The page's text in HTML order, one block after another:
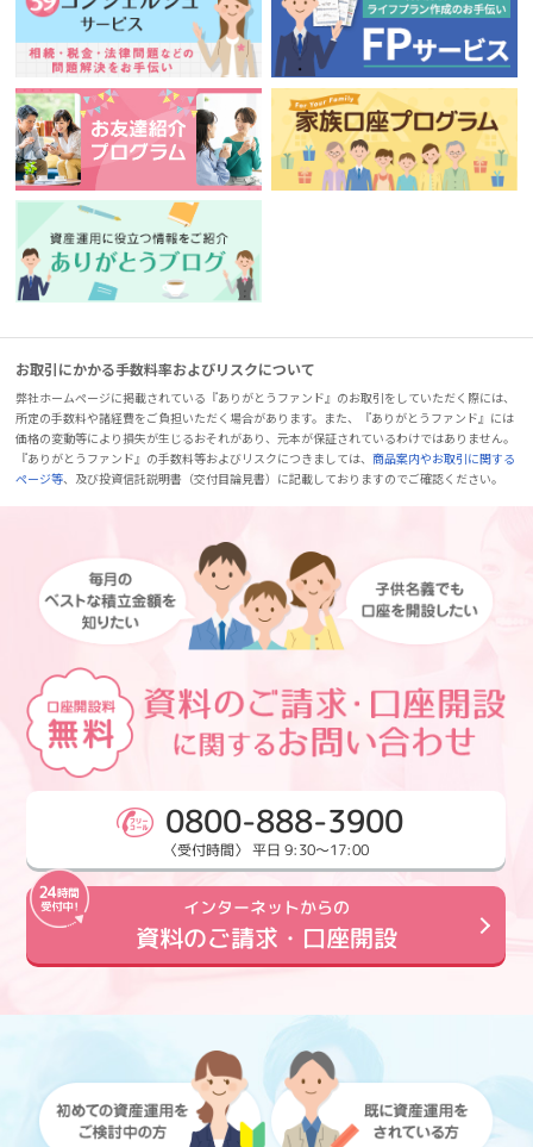
お取引にかかる手数料率およびリスクについて
弊社ホームページに掲載されている『ありがとうファンド』のお取引をしていただく際には、
所定の手数料や諸経費をご負担いただく場合があります。また、『ありがとうファンド』には
価格の変動等により損失が生じるおそれがあり、元本が保証されているわけではありません。
『ありがとうファンド』の手数料等およびリスクにつきましては、商品案内やお取引に関する
ページ等、及び投資信託説明書（交付目論見書）に記載しておりますのでご確認ください。
0800-888-3900
〈受付時間〉 平日 9:30～17:00
インターネットからの
資料のご請求・口座開設